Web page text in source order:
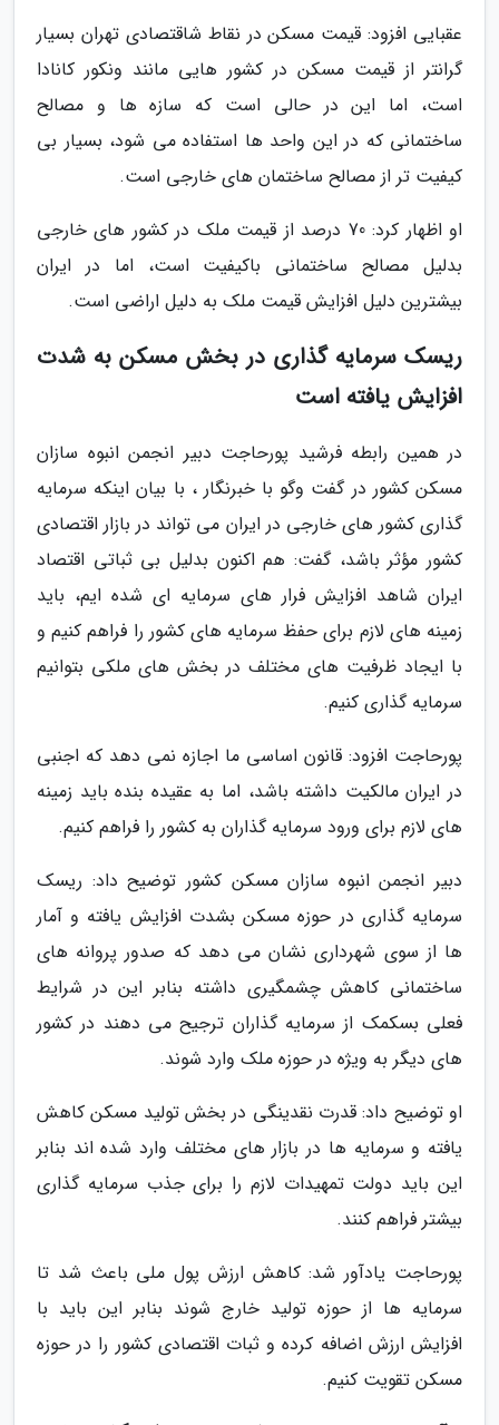
عقبایی افزود: قیمت مسکن در نقاط شاقتصادی تهران بسیار
گرانتر از قیمت مسکن در کشور هایی مانند ونکور کانادا
است، اما این در حالی است که سازه ها و مصالح
ساختمانی که در این واحد ها استفاده می شود، بسیار بی
کیفیت تر از مصالح ساختمان های خارجی است.
او اظهار کرد: 70 درصد از قیمت ملک در کشور های خارجی
بدلیل مصالح ساختمانی باکیفیت است، اما در ایران
بیشترین دلیل افزایش قیمت ملک به دلیل اراضی است.
ریسک سرمایه گذاری در بخش مسکن به شدت
افزایش یافته است
در همین رابطه فرشید پورحاجت دبیر انجمن انبوه سازان
مسکن کشور در گفت وگو با خبرنگار ، با بیان اینکه سرمایه
گذاری کشور های خارجی در ایران می تواند در بازار اقتصادی
کشور مؤثر باشد، گفت: هم اکنون بدلیل بی ثباتی اقتصاد
ایران شاهد افزایش فرار های سرمایه ای شده ایم، باید
زمینه های لازم برای حفظ سرمایه های کشور را فراهم کنیم و
با ایجاد ظرفیت های مختلف در بخش های ملکی بتوانیم
سرمایه گذاری کنیم.
پورحاجت افزود: قانون اساسی ما اجازه نمی دهد که اجنبی
در ایران مالکیت داشته باشد، اما به عقیده بنده باید زمینه
های لازم برای ورود سرمایه گذاران به کشور را فراهم کنیم.
دبیر انجمن انبوه سازان مسکن کشور توضیح داد: ریسک
سرمایه گذاری در حوزه مسکن بشدت افزایش یافته و آمار
ها از سوی شهرداری نشان می دهد که صدور پروانه های
ساختمانی کاهش چشمگیری داشته بنابر این در شرایط
فعلی بسکمک از سرمایه گذاران ترجیح می دهند در کشور
های دیگر به ویژه در حوزه ملک وارد شوند.
او توضیح داد: قدرت نقدینگی در بخش تولید مسکن کاهش
یافته و سرمایه ها در بازار های مختلف وارد شده اند بنابر
این باید دولت تمهیدات لازم را برای جذب سرمایه گذاری
بیشتر فراهم کنند.
پورحاجت یادآور شد: کاهش ارزش پول ملی باعث شد تا
سرمایه ها از حوزه تولید خارج شوند بنابر این باید با
افزایش ارزش اضافه کرده و ثبات اقتصادی کشور را در حوزه
مسکن تقویت کنیم.